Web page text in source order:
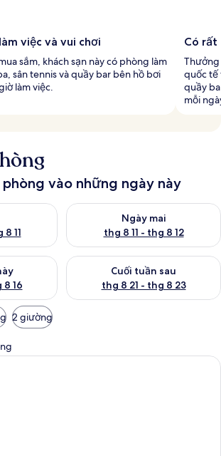
việc và vui chơi
sắm, khách sạn này có phòng làm
sân tennis và quầy bar bên hồ bơi
làm việc.
Có rất
quốc tế
quầy
mỗi
vào những ngày này
11
tối nay từ thg 8 10 - thg 8 11
Ngày mai
thg 8 11 - thg 8 12
Kiểm tra lượng phòng ngày
16
cuối tuần này từ thg 8 14 - thg 8 16
Cuối tuần sau
thg 8 21 - thg 8 23
Kiểm tra lượng phòng cuối
2 giường
Bộ đồ giường cao cấp, nệm Select